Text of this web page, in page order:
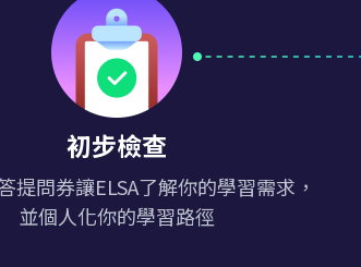
初步檢查
提問券讓ELSA了解你的學習需求，
並個人化你的學習路徑